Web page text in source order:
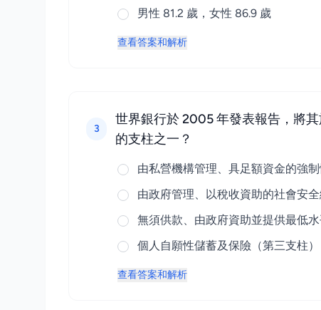
男性 81.2 歲，女性 86.9 歲
查看答案和解析
3
世界銀行於 2005 年發表報告，將
的支柱之一？
由私營機構管理、具足額資金的強制
由政府管理、以稅收資助的社會安全
無須供款、由政府資助並提供最低水
個人自願性儲蓄及保險（第三支柱）
查看答案和解析